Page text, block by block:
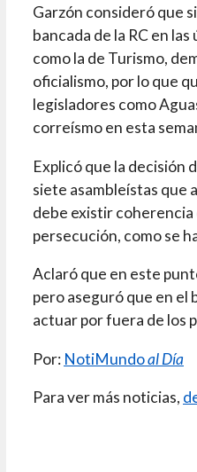
Garzón consideró que
bancada de la RC en
como la de Turismo,
oficialismo, por lo que
legisladores como
correísmo en esta
Explicó que la decisión
siete asambleístas que
debe existir coherencia
persecución, como se
Aclaró que en este
pero aseguró que en el
actuar por fuera de los
Por: NotiMundoal Día
Para ver más noticias,